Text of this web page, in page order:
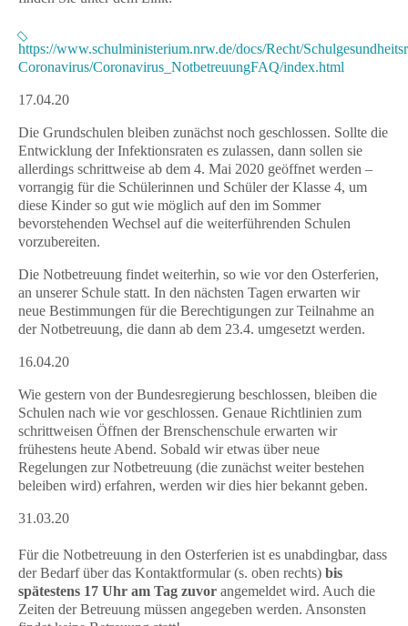
https://www.schulministerium.nrw.de/docs/Recht/
Coronavirus/Coronavirus_NotbetreuungFAQ/index.html
17.04.20
Die Grundschulen bleiben zunächst noch geschlossen. Sollte die
Entwicklung der Infektionsraten es zulassen, dann sollen sie
allerdings schrittweise ab dem 4. Mai 2020 geöffnet werden –
vorrangig für die Schülerinnen und Schüler der Klasse 4, um
diese Kinder so gut wie möglich auf den im Sommer
bevorstehenden Wechsel auf die weiterführenden Schulen
vorzubereiten.
Die Notbetreuung findet weiterhin, so wie vor den Osterferien,
an unserer Schule statt. In den nächsten Tagen erwarten wir
neue Bestimmungen für die Berechtigungen zur Teilnahme an
der Notbetreuung, die dann ab dem 23.4. umgesetzt werden.
16.04.20
Wie gestern von der Bundesregierung beschlossen, bleiben die
Schulen nach wie vor geschlossen. Genaue Richtlinien zum
schrittweisen Öffnen der Brenschenschule erwarten wir
frühestens heute Abend. Sobald wir etwas über neue
Regelungen zur Notbetreuung (die zunächst weiter bestehen
beleiben wird) erfahren, werden wir dies hier bekannt geben.
31.03.20
Für die Notbetreuung in den Osterferien ist es unabdingbar, dass
der Bedarf über das Kontaktformular (s. oben rechts) bis
spätestens 17 Uhr am Tag zuvor angemeldet wird. Auch die
Zeiten der Betreuung müssen angegeben werden. Ansonsten